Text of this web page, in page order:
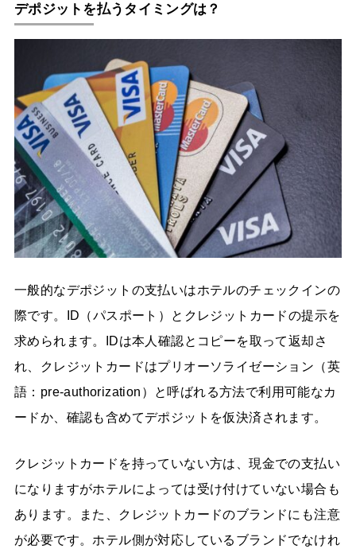
デポジットを払うタイミングは？
一般的なデポジットの支払いはホテルのチェックインの
際です。ID（パスポート）とクレジットカードの提示を
求められます。IDは本人確認とコピーを取って返却さ
れ、クレジットカードはプリオーソライゼーション（英
語：pre-authorization）と呼ばれる方法で利用可能なカ
ードか、確認も含めてデポジットを仮決済されます。
クレジットカードを持っていない方は、現金での支払い
になりますがホテルによっては受け付けていない場合も
あります。また、クレジットカードのブランドにも注意
が必要です。ホテル側が対応しているブランドでなけれ